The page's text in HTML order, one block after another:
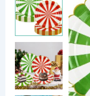
Candy
Red
(pack
5)
Navidad
(rojo)
cantidad